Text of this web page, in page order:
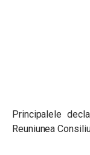
Principalele
Reuniunea